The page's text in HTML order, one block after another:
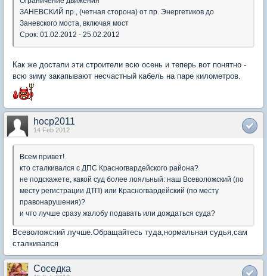
ЗАНЕВСКИЙ пр., (четная сторона) от пр. Энергетиков до
Заневского моста, включая мост
Срок: 01.02.2012 - 25.02.2012
Как же достали эти строители всю осень и теперь вот понятно -
всю зиму закапывают несчастный кабель на паре километров.
hocp2011
14 Feb 2012
Всем привет!
кто сталкивался с ДПС Красногвардейского района?
не подскажете, какой суд более лояльный: наш Всеволожский (по
месту регистрации ДТП) или Красногвардейский (по месту
правонарушения)?
и что лучше сразу жалобу подавать или дождаться суда?
Всеволожский лучше.Обращайтесь туда,нормальная судья,сам
сталкивался
Соседка